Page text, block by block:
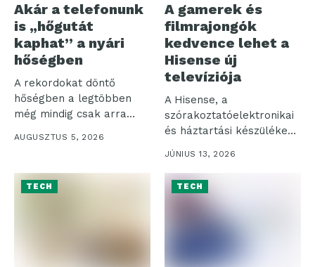
Akár a telefonunk
is „hőgutát
kaphat” a nyári
hőségben
A rekordokat döntő
hőségben a legtöbben
még mindig csak arra
AUGUSZTUS 5, 2026
A gamerek és
filmrajongók
kedvence lehet a
Hisense új
televíziója
A Hisense, a
szórakoztatóelektronikai
és háztartási készülékek
piacának egyik vezető
globális szereplője...
JÚNIUS 13, 2026
TECH TECH